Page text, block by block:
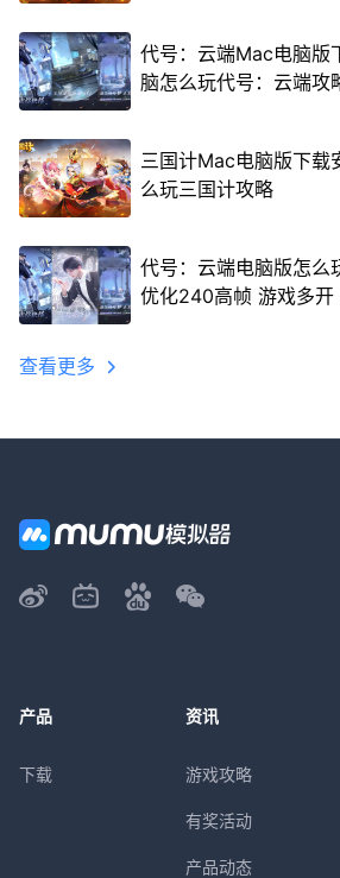
代号：云端Mac电脑版
脑怎么玩代号：云端攻
三国计Mac电脑版下载
么玩三国计攻略
代号：云端电脑版怎么
优化240高帧 游戏多开
查看更多
产品
下载
资讯
游戏攻略
有奖活动
产品动态